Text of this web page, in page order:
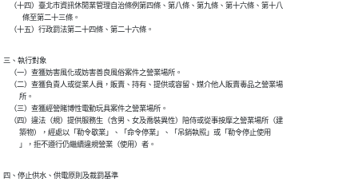
    （十四）臺北市資訊休閒業管理自治條例第四條、第八條、第九條、第十六條、第十八
            條至第二十三條。
    （十五）行政罰法第二十四條、第二十六條。
三、執行對象
    （一）查獲妨害風化或妨害善良風俗案件之營業場所。
    （二）查獲負責人或從業人員，販賣、持有、提供或容留、媒介他人販賣毒品之營業場
          所。
    （三）查獲經營賭博性電動玩具案件之營業場所。
    （四）違法（規）提供服務生（含男、女及喬裝異性）陪侍或從事按摩之營業場所（建
          築物），經處以「勒令歇業」、「命令停業」、「吊銷執照」或「勒令停止使用
          」，拒不遵行仍繼續違規營業（使用）者。
四、停止供水、供電原則及裁罰基準